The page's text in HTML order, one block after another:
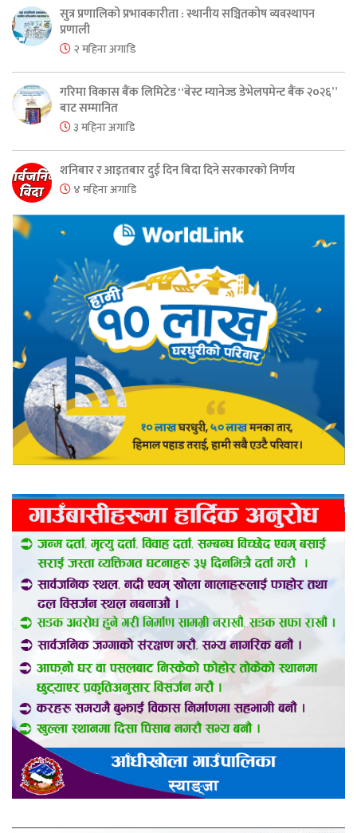
सुत्र प्रणालिको प्रभावकारीता : स्थानीय सञ्चितकोष व्यवस्थापन
प्रणाली
२ महिना अगाडि
गरिमा विकास बैंक लिमिटेड “बेस्ट म्यानेज्ड डेभेलपमेन्ट बैंक २०२६”
बाट सम्मानित
३ महिना अगाडि
शनिबार र आइतबार दुई दिन बिदा दिने सरकारको निर्णय
४ महिना अगाडि